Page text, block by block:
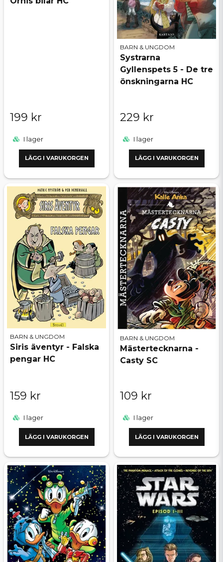
199 kr
I lager
LÄGG I VARUKORGEN
BARN & UNGDOM
Systrarna
Gyllenspets 5 - De tre
önskningarna HC
229 kr
I lager
LÄGG I VARUKORGEN
BARN & UNGDOM
Siris äventyr - Falska
pengar HC
159 kr
I lager
LÄGG I VARUKORGEN
BARN & UNGDOM
Mästertecknarna -
Casty SC
109 kr
I lager
LÄGG I VARUKORGEN